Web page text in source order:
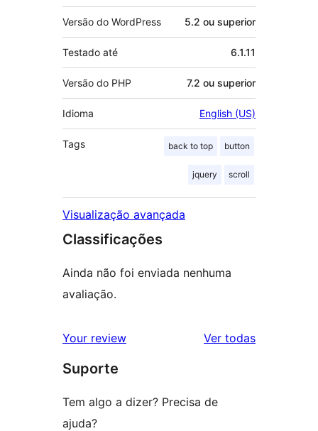
Versão do WordPress 5.2 ou superior
Testado até 6.1.11
Versão do PHP 7.2 ou superior
Idioma English (US)
Tags back to top button
jquery scroll
Visualização avançada
Classificações
Ainda não foi enviada nenhuma
avaliação.
Your review Ver todasavaliações
Suporte
Tem algo a dizer? Precisa de
ajuda?